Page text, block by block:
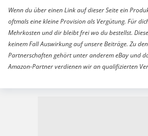
Wenn du über einen Link auf dieser Seite ein
oftmals eine kleine Provision als Vergütung. Für
Mehrkosten und dir bleibt frei wo du bestellst.
keinem Fall Auswirkung auf unsere Beiträge. Zu
Partnerschaften gehört unter anderem eBay und
Amazon-Partner verdienen wir an qualifizierten